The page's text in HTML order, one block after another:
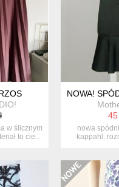
S
w ślicznym
to cie...
NOWA!
45
nowa
kappahl.